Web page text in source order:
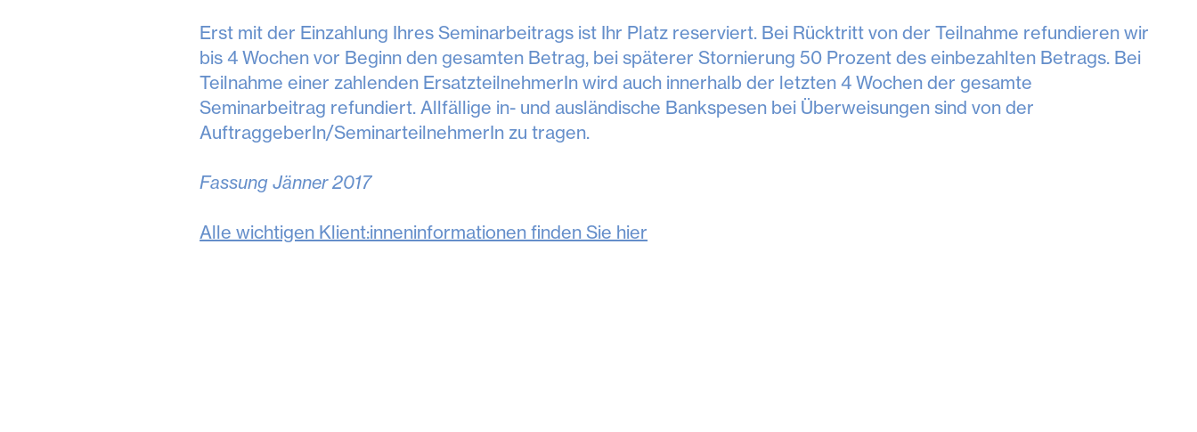
Erst mit der Einzahlung Ihres Seminarbeitrags ist Ihr Platz reserviert. Bei Rücktritt von der Teilnahme refundieren wir
bis 4 Wochen vor Beginn den gesamten Betrag, bei späterer Stornierung 50 Prozent des einbezahlten Betrags. Bei
Teilnahme einer zahlenden ErsatzteilnehmerIn wird auch innerhalb der letzten 4 Wochen der gesamte
Seminarbeitrag refundiert. Allfällige in- und ausländische Bankspesen bei Überweisungen sind von der
AuftraggeberIn/SeminarteilnehmerIn zu tragen.
Fassung Jänner 2017
Alle wichtigen Klient:inneninformationen finden Sie hier